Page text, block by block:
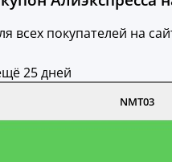
всех покупателей на
25 дней
NMT03